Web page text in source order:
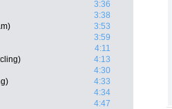
3:36
3:38
3:53
3:59
4:11
4:13
4:30
4:33
4:34
4:47